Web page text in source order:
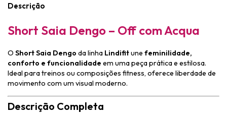
Descrição
Short Saia Dengo – Off com Acqua
O Short Saia Dengo da linha Lindifitune feminilidade,
conforto e funcionalidade em uma peça prática e estilosa.
Ideal para treinos ou composições fitness, oferece liberdade de
movimento com um visual moderno.
Descrição Completa